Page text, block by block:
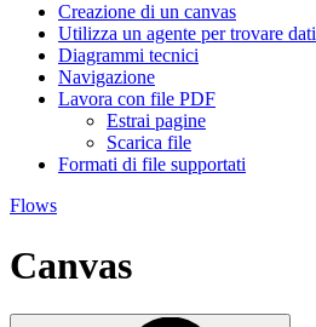
Creazione di un canvas
Utilizza un agente per trovare dati
Diagrammi tecnici
Navigazione
Lavora con file PDF
Estrai pagine
Scarica file
Formati di file supportati
Flows
Canvas